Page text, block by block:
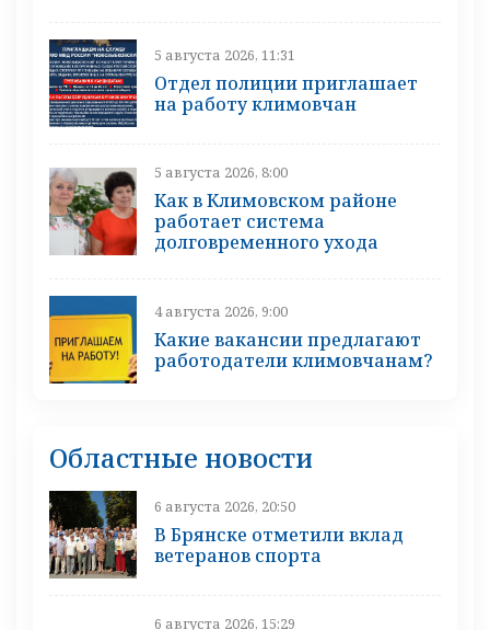
5 августа 2026, 11:31
Отдел полиции приглашает
на работу климовчан
5 августа 2026, 8:00
Как в Климовском районе
работает система
долговременного ухода
4 августа 2026, 9:00
Какие вакансии предлагают
работодатели климовчанам?
Областные новости
6 августа 2026, 20:50
В Брянске отметили вклад
ветеранов спорта
6 августа 2026, 15:29